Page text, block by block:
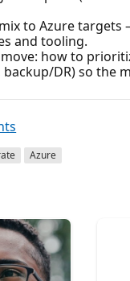
to Azure targets
and tooling.
how to
DR) so the
Azure